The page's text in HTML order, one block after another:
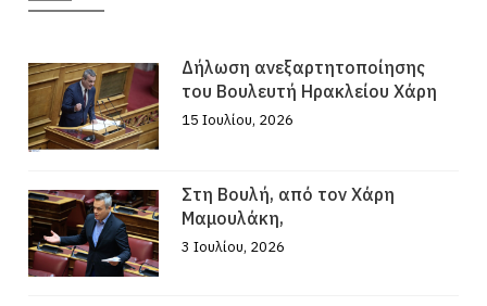
Δήλωση ανεξαρτητοποίησης
του Βουλευτή Ηρακλείου Χάρη
15 Ιουλίου, 2026
Στη Βουλή, από τον Χάρη
Μαμουλάκη,
3 Ιουλίου, 2026